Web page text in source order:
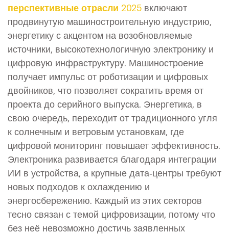
перспективные отрасли 2025 включают
продвинутую машиностроительную индустрию,
энергетику с акцентом на возобновляемые
источники, высокотехнологичную электронику и
цифровую инфраструктуру. Машиностроение
получает импульс от роботизации и цифровых
двойников, что позволяет сократить время от
проекта до серийного выпуска. Энергетика, в
свою очередь, переходит от традиционного угля
к солнечным и ветровым установкам, где
цифровой мониторинг повышает эффективность.
Электроника развивается благодаря интеграции
ИИ в устройства, а крупные дата‑центры требуют
новых подходов к охлаждению и
энергосбережению. Каждый из этих секторов
тесно связан с темой цифровизации, потому что
без неё невозможно достичь заявленных